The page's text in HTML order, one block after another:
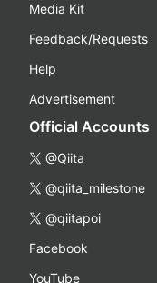
Media Kit
Feedback/Requests
Help
Advertisement
Official Accounts
@Qiita
@qiita_milestone
@qiitapoi
Facebook
YouTube